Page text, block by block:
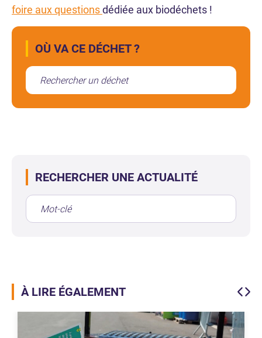
foire aux questionsdédiée aux biodéchets !
OÙ VA CE DÉCHET ?
RECHERCHER UNE ACTUALITÉ
À LIRE ÉGALEMENT